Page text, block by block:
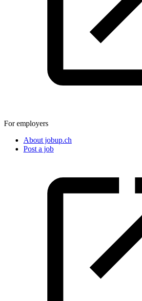
For employers
About jobup.ch
Post a job